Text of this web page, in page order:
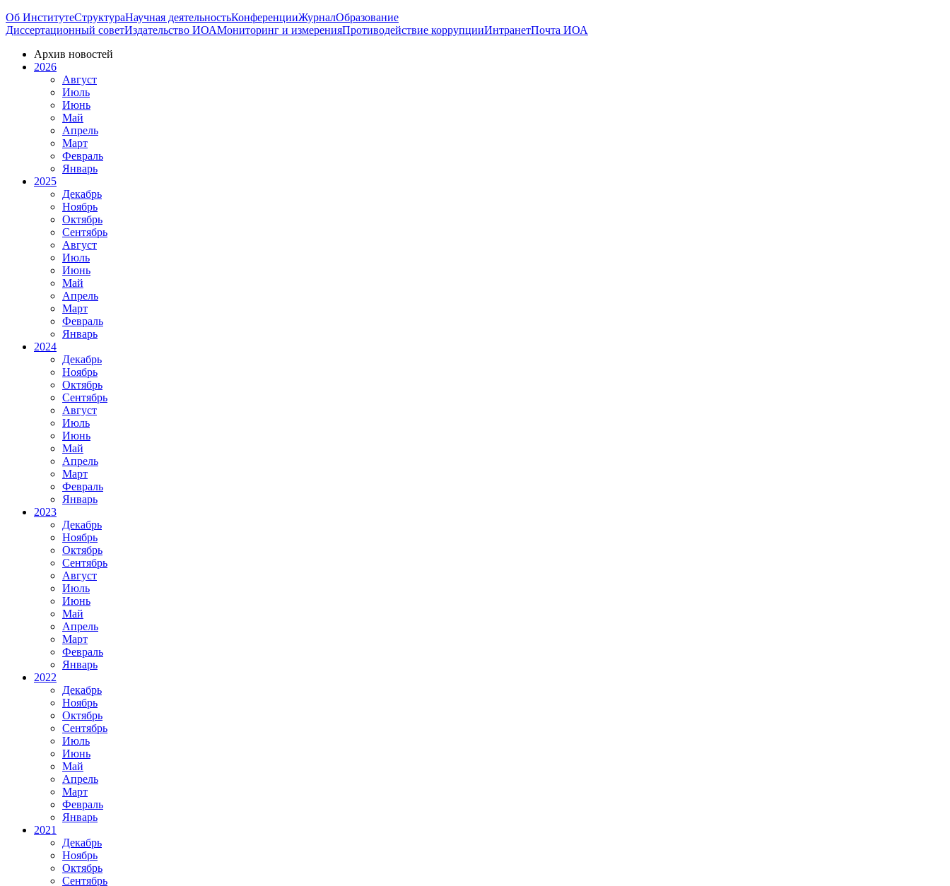
Об ИнститутеСтруктураНаучная деятельностьКонференцииЖурналОбразование
Диссертационный советИздательство ИОАМониторинг и измеренияПротиводействие коррупцииИнтранетПочта ИОА
Архив новостей
2026
Август
Июль
Июнь
Май
Апрель
Март
Февраль
Январь
2025
Декабрь
Ноябрь
Октябрь
Сентябрь
Август
Июль
Июнь
Май
Апрель
Март
Февраль
Январь
2024
Декабрь
Ноябрь
Октябрь
Сентябрь
Август
Июль
Июнь
Май
Апрель
Март
Февраль
Январь
2023
Декабрь
Ноябрь
Октябрь
Сентябрь
Август
Июль
Июнь
Май
Апрель
Март
Февраль
Январь
2022
Декабрь
Ноябрь
Октябрь
Сентябрь
Июль
Июнь
Май
Апрель
Март
Февраль
Январь
2021
Декабрь
Ноябрь
Октябрь
Сентябрь